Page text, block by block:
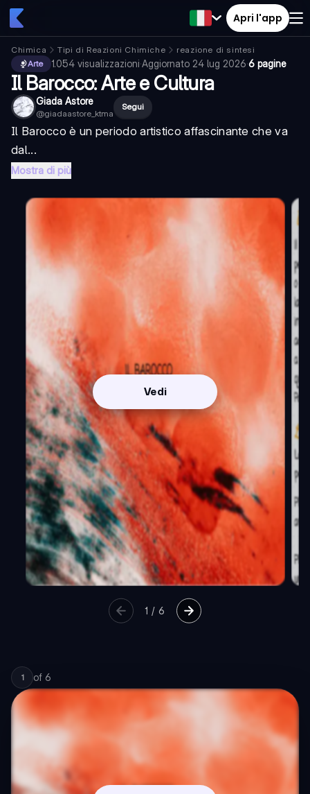
Apri l'app
Chimica Tipi di Reazioni Chimiche
reazione di sintesi
Arte
1.054 visualizzazioni·Aggiornato 24 lug 2026·6 pagine
Il Barocco: Arte e Cultura
Giada Astore
@giadaastore_ktma
Segui
Il Barocco è un periodo artistico affascinante che va
dal...
Mostra di più
Vedi
1 /6
1 of 6